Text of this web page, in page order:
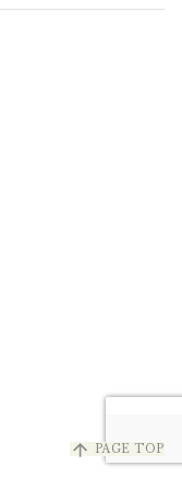
arrow_upward PAGE TOP